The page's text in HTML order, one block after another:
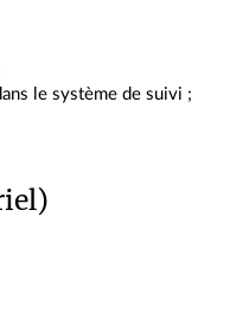
le système de suivi ;